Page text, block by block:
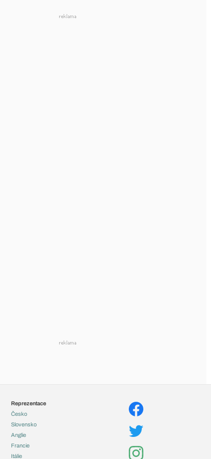
Reprezentace
Česko
Slovensko
Anglie
Francie
Itálie